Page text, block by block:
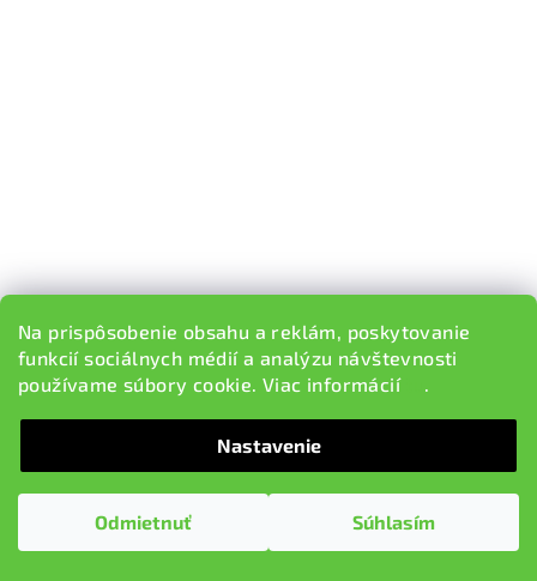
Na prispôsobenie obsahu a reklám, poskytovanie
funkcií sociálnych médií a analýzu návštevnosti
používame súbory cookie. Viac informácií
.
Nastavenie
Odmietnuť Súhlasím
Predné/zadné drážkované brzdové kotúče GD (GD602)
(priemer 288mm)
€281,64